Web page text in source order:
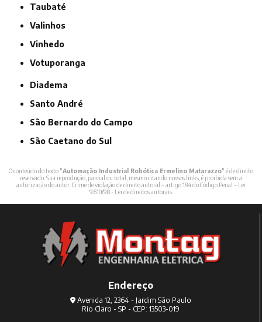
Taubaté
Valinhos
Vinhedo
Votuporanga
Diadema
Santo André
São Bernardo do Campo
São Caetano do Sul
O conteúdo do texto "Automação Industrial Robótica Ermelino Matarazzo" é de direito
reservado. Sua reprodução, parcial ou total, mesmo citando nossos links, é proibida sem a
autorização do autor. Crime de violação de direito autoral – artigo 184 do Código Penal –
Lei
9610/98 - Lei de direitos autorais.
Endereço
Avenida 12, 2364 - Jardim São Paulo
Rio Claro - SP - CEP: 13503-019